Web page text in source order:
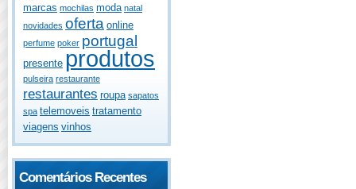
marcas mochilas moda natal
novidades oferta online
perfume poker portugal
presente produtos
pulseira restaurante
restaurantes roupa sapatos
spa telemoveis tratamento
viagens vinhos
Comentários Recentes